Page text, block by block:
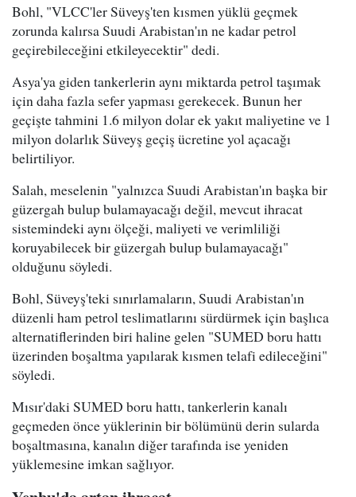
Bohl, "VLCC'ler Süveyş'ten kısmen yüklü geçmek
zorunda kalırsa Suudi Arabistan'ın ne kadar petrol
geçirebileceğini etkileyecektir" dedi.
Asya'ya giden tankerlerin aynı miktarda petrol taşımak
için daha fazla sefer yapması gerekecek. Bunun her
geçişte tahmini 1.6 milyon dolar ek yakıt maliyetine ve 1
milyon dolarlık Süveyş geçiş ücretine yol açacağı
belirtiliyor.
Salah, meselenin "yalnızca Suudi Arabistan'ın başka bir
güzergah bulup bulamayacağı değil, mevcut ihracat
sistemindeki aynı ölçeği, maliyeti ve verimliliği
koruyabilecek bir güzergah bulup bulamayacağı"
olduğunu söyledi.
Bohl, Süveyş'teki sınırlamaların, Suudi Arabistan'ın
düzenli ham petrol teslimatlarını sürdürmek için başlıca
alternatiflerinden biri haline gelen "SUMED boru hattı
üzerinden boşaltma yapılarak kısmen telafi edileceğini"
söyledi.
Mısır'daki SUMED boru hattı, tankerlerin kanalı
geçmeden önce yüklerinin bir bölümünü derin sularda
boşaltmasına, kanalın diğer tarafında ise yeniden
yüklemesine imkan sağlıyor.